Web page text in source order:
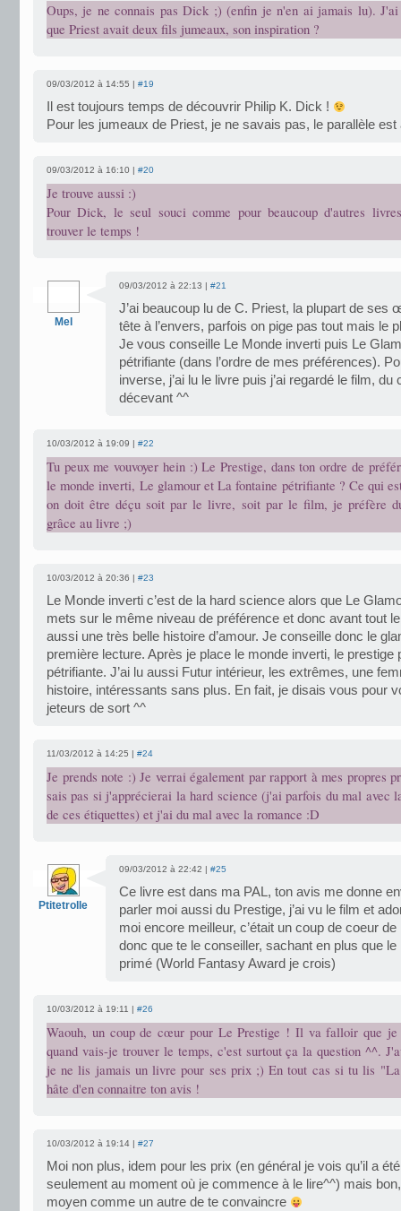
Oups, je ne connais pas Dick ;) (enfin je n'en ai jamais lu).
que Priest avait deux fils jumeaux, son inspiration ?
09/03/2012 à 14:55 | #19
Il est toujours temps de découvrir Philip K. Dick !
Pour les jumeaux de Priest, je ne savais pas, le parallèle est
09/03/2012 à 16:10 | #20
Je trouve aussi :)
Pour Dick, le seul souci comme pour beaucoup d'autres
trouver le temps !
Mel
09/03/2012 à 22:13 | #21
J’ai beaucoup lu de C. Priest, la plupart de ses
tête à l’envers, parfois on pige pas tout mais le
Je vous conseille Le Monde inverti puis Le
pétrifiante (dans l’ordre de mes préférences).
inverse, j’ai lu le livre puis j’ai regardé le film, du
décevant ^^
10/03/2012 à 19:09 | #22
Tu peux me vouvoyer hein :) Le Prestige, dans ton ordre de
le monde inverti, Le glamour et La fontaine pétrifiante ? Ce qui
on doit être déçu soit par le livre, soit par le film, je préfère
grâce au livre ;)
10/03/2012 à 20:36 | #23
Le Monde inverti c’est de la hard science alors que Le
mets sur le même niveau de préférence et donc avant tout
aussi une très belle histoire d’amour. Je conseille donc le
première lecture. Après je place le monde inverti, le prestige
pétrifiante. J’ai lu aussi Futur intérieur, les extrêmes, une
histoire, intéressants sans plus. En fait, je disais vous pour
jeteurs de sort ^^
11/03/2012 à 14:25 | #24
Je prends note :) Je verrai également par rapport à mes propres
sais pas si j'apprécierai la hard science (j'ai parfois du mal avec
de ces étiquettes) et j'ai du mal avec la romance :D
Ptitetrolle
09/03/2012 à 22:42 | #25
Ce livre est dans ma PAL, ton avis me donne
parler moi aussi du Prestige, j’ai vu le film et
moi encore meilleur, c’était un coup de coeur
donc que te le conseiller, sachant en plus que
primé (World Fantasy Award je crois)
10/03/2012 à 19:11 | #26
Waouh, un coup de cœur pour Le Prestige ! Il va falloir que
quand vais-je trouver le temps, c'est surtout ça la question ^^.
je ne lis jamais un livre pour ses prix ;) En tout cas si tu lis
hâte d'en connaitre ton avis !
10/03/2012 à 19:14 | #27
Moi non plus, idem pour les prix (en général je vois qu’il a
seulement au moment où je commence à le lire^^) mais bon,
moyen comme un autre de te convaincre